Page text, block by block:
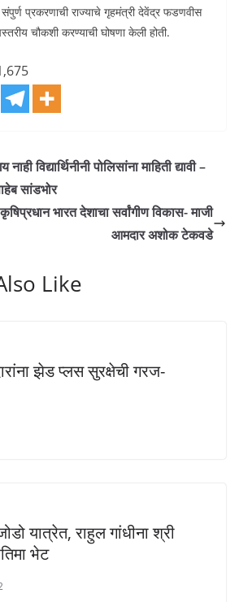
संपुर्ण प्रकरणाची राज्याचे गृहमंत्री देवेंद्र फडणवीस
चौकशी करण्याची घोषणा केली होती.
विद्यार्थिनीनी पोलिसांना माहिती द्यावी –
सांडभोर
भारत देशाचा सर्वांगीण विकास- माजी
आमदार अशोक टेकवडे
Like
झेड प्लस सुरक्षेची गरज-
यात्रेत, राहुल गांधीना श्री
भेट